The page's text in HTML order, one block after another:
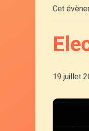
Cet
19 juillet